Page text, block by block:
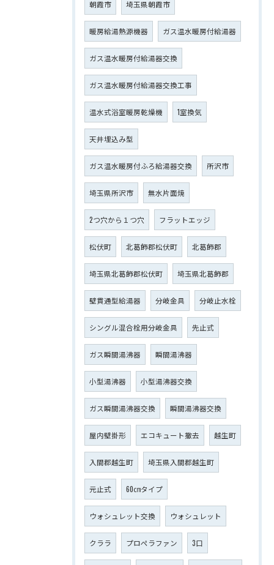
朝霞市 埼玉県朝霞市
暖房給湯熱源機器 ガス温水暖房付給湯器
ガス温水暖房付給湯器交換
ガス温水暖房付給湯器交換工事
温水式浴室暖房乾燥機 1室換気
天井埋込み型
ガス温水暖房付ふろ給湯器交換 所沢市
埼玉県所沢市 無水片面焼
2つ穴から１つ穴 フラットエッジ
松伏町 北葛飾郡松伏町 北葛飾郡
埼玉県北葛飾郡松伏町 埼玉県北葛飾郡
壁貫通型給湯器 分岐金具 分岐止水栓
シングル混合栓用分岐金具 先止式
ガス瞬間湯沸器 瞬間湯沸器
小型湯沸器 小型湯沸器交換
ガス瞬間湯沸器交換 瞬間湯沸器交換
屋内壁掛形 エコキュート撤去 越生町
入間郡越生町 埼玉県入間郡越生町
元止式 60㎝タイプ
ウォシュレット交換 ウォシュレット
クララ プロペラファン 3口